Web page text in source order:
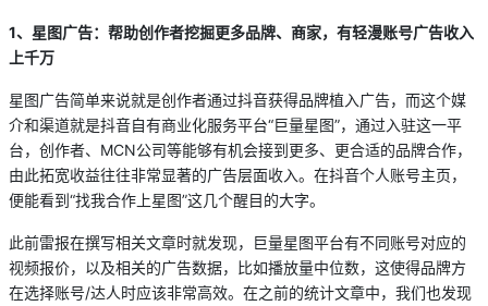
1、星图广告：帮助创作者挖掘更多品牌、商家，有轻漫账号广告收入
上千万
星图广告简单来说就是创作者通过抖音获得品牌植入广告，而这个媒
介和渠道就是抖音自有商业化服务平台“巨量星图”，通过入驻这一平
台，创作者、MCN公司等能够有机会接到更多、更合适的品牌合作，
由此拓宽收益往往非常显著的广告层面收入。在抖音个人账号主页，
便能看到“找我合作上星图”这几个醒目的大字。
此前雷报在撰写相关文章时就发现，巨量星图平台有不同账号对应的
视频报价，以及相关的广告数据，比如播放量中位数，这使得品牌方
在选择账号/达人时应该非常高效。在之前的统计文章中，我们也发现